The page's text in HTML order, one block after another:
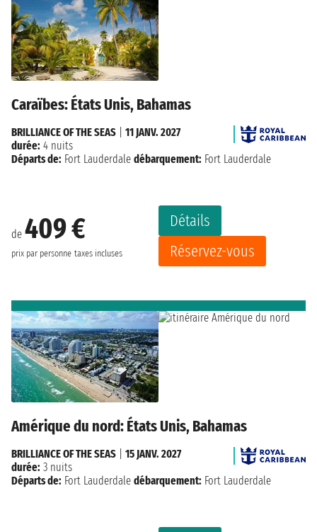
Caraïbes: États Unis, Bahamas
de 409 €
prix par personne taxes incluses
Détails
Réservez-vous
BRILLIANCE OF THE SEAS
11 JANV. 2027
durée: 4 nuits
Départs de: Fort Lauderdale débarquement: Fort Lauderdale
Amérique du nord: États Unis, Bahamas
BRILLIANCE OF THE SEAS
15 JANV. 2027
durée: 3 nuits
Départs de: Fort Lauderdale débarquement: Fort Lauderdale